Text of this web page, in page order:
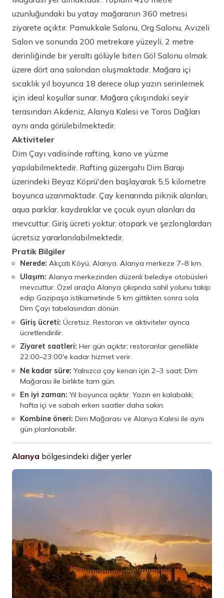
uzunluğundaki bu yatay mağaranın 360 metresi
ziyarete açıktır. Pamukkale Salonu, Org Salonu, Avizeli
Salon ve sonunda 200 metrekare yüzeyli, 2 metre
derinliğinde bir yeraltı gölüyle biten Göl Salonu olmak
üzere dört ana salondan oluşmaktadır. Mağara içi
sıcaklık yıl boyunca 18 derece olup yazın serinlemek
için ideal koşullar sunar. Mağara çıkışındaki seyir
terasından Akdeniz, Alanya Kalesi ve Toros Dağları
aynı anda görülebilmektedir.
Aktiviteler
Dim Çayı vadisinde rafting, kano ve yüzme
yapılabilmektedir. Rafting güzergahı Dim Barajı
üzerindeki Beyaz Köprü'den başlayarak 5,5 kilometre
boyunca uzanmaktadır. Çay kenarında piknik alanları,
aqua parklar, kaydıraklar ve çocuk oyun alanları da
mevcuttur. Giriş ücreti yoktur; otopark ve şezlonglardan
ücretsiz yararlanılabilmektedir.
Pratik Bilgiler
Nerede: Akçatı Köyü, Alanya. Alanya merkeze 7–8 km.
Ulaşım: Alanya merkezinden düzenli belediye otobüsleri
mevcuttur. Özel araçla Alanya çıkışında sahil yolunu takip
edip Gazipaşa istikametinde 5 km gittikten sonra sola
Dim Çayı tabelasından dönün.
Giriş ücreti: Ücretsiz. Restoran ve aktiviteler ayrıca
ücretlendirilir.
Ziyaret saatleri: Her gün açıktır; restoranlar genellikle
22:00–23:00'e kadar hizmet verir.
Ne kadar süre: Yalnızca çay kenarı için 2–3 saat; Dim
Mağarası ile birlikte tam gün.
En iyi zaman: Yıl boyunca açıktır. Yazın en kalabalık;
hafta içi ve sabah erken saatler daha sakin.
Kombine öneri: Dim Mağarası ve Alanya Kalesi ile aynı
gün planlanabilir.
Alanya bölgesindeki diğer yerler